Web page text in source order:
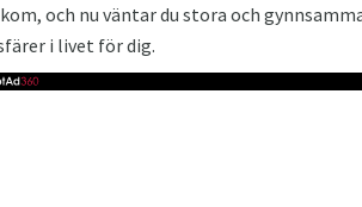
och nu väntar du stora och
i livet för dig.